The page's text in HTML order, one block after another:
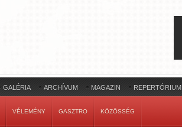
GALÉRIA ARCHÍVUM MAGAZIN REPERTÓRIUM
VÉLEMÉNY GASZTRO KÖZÖSSÉG